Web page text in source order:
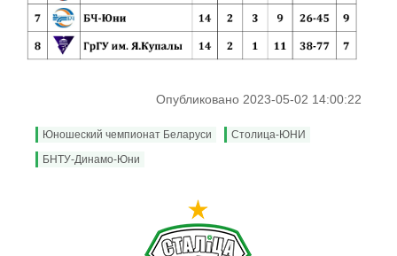
Опубликовано 2023-05-02 14:00:22
Юношеский чемпионат Беларуси
Столица-ЮНИ
БНТУ-Динамо-Юни